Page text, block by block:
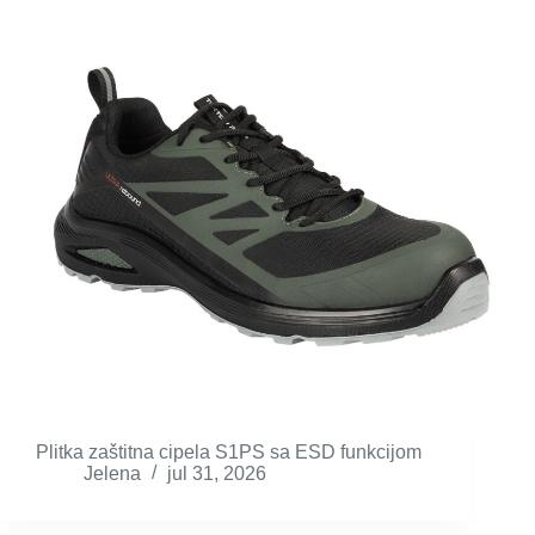
Plitka zaštitna cipela S1PS sa ESD funkcijom
Jelena
jul 31, 2026